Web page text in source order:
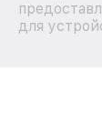
для